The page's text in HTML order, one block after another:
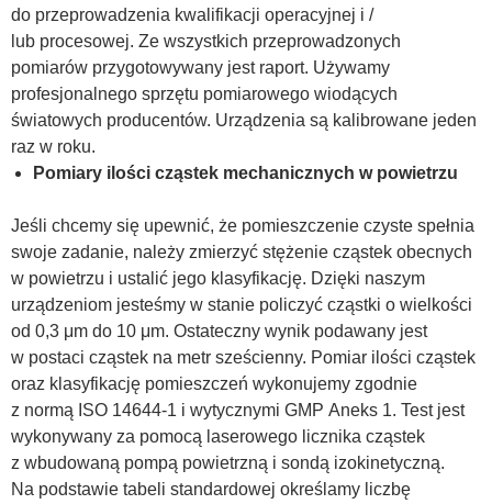
do przeprowadzenia kwalifikacji operacyjnej i /
lub procesowej. Ze wszystkich przeprowadzonych
pomiarów przygotowywany jest raport. Używamy
profesjonalnego sprzętu pomiarowego wiodących
światowych producentów. Urządzenia są kalibrowane jeden
raz w roku.
Pomiary ilości cząstek mechanicznych w powietrzu
Jeśli chcemy się upewnić, że pomieszczenie czyste spełnia
swoje zadanie, należy zmierzyć stężenie cząstek obecnych
w powietrzu i ustalić jego klasyfikację. Dzięki naszym
urządzeniom jesteśmy w stanie policzyć cząstki o wielkości
od 0,3 μm do 10 μm. Ostateczny wynik podawany jest
w postaci cząstek na metr sześcienny. Pomiar ilości cząstek
oraz klasyfikację pomieszczeń wykonujemy zgodnie
z normą ISO 14644-1 i wytycznymi GMP Aneks 1. Test jest
wykonywany za pomocą laserowego licznika cząstek
z wbudowaną pompą powietrzną i sondą izokinetyczną.
Na podstawie tabeli standardowej określamy liczbę